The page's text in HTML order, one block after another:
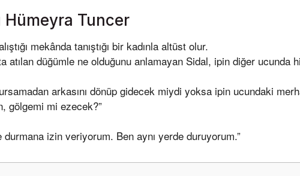
Hümeyra Tuncer
mekânda tanıştığı bir kadınla altüst olur.
atılan düğümle ne olduğunu anlamayan Sidal, ipin diğer ucunda
arkasını dönüp gidecek miydi yoksa ipin ucundaki
gölgemi mi ezecek?”
izin veriyorum. Ben aynı yerde duruyorum.”